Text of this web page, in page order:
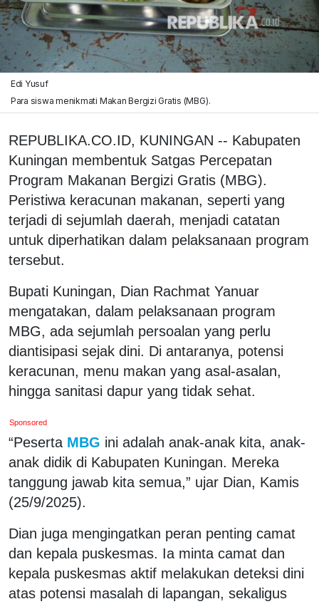
Edi Yusuf
Para siswa menikmati Makan Bergizi Gratis (MBG).
REPUBLIKA.CO.ID, KUNINGAN -- Kabupaten
Kuningan membentuk Satgas Percepatan
Program Makanan Bergizi Gratis (MBG).
Peristiwa keracunan makanan, seperti yang
terjadi di sejumlah daerah, menjadi catatan
untuk diperhatikan dalam pelaksanaan program
tersebut.
Bupati Kuningan, Dian Rachmat Yanuar
mengatakan, dalam pelaksanaan program
MBG, ada sejumlah persoalan yang perlu
diantisipasi sejak dini. Di antaranya, potensi
keracunan, menu makan yang asal-asalan,
hingga sanitasi dapur yang tidak sehat.
Sponsored
“Peserta MBG ini adalah anak-anak kita, anak-
anak didik di Kabupaten Kuningan. Mereka
tanggung jawab kita semua,” ujar Dian, Kamis
(25/9/2025).
Dian juga mengingatkan peran penting camat
dan kepala puskesmas. Ia minta camat dan
kepala puskesmas aktif melakukan deteksi dini
atas potensi masalah di lapangan, sekaligus